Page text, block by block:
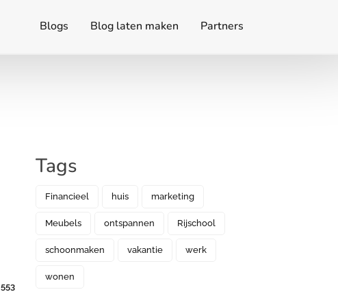
Blogs Blog laten maken Partners
553
Tags
Financieel huis marketing
Meubels ontspannen Rijschool
schoonmaken vakantie werk
wonen